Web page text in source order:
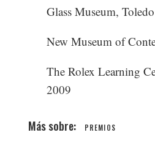
Glass Museum,
New Museum of
The Rolex Learning
2009
PREMIOS